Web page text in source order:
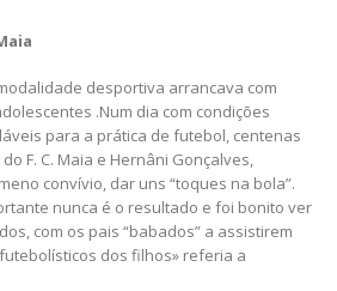
desportiva arrancava com
.Num dia com condições
para a prática de futebol, centenas
F. C. Maia e Hernâni Gonçalves,
convívio, dar uns “toques na bola”.
nunca é o resultado e foi bonito ver
com os pais “babados” a assistirem
dos filhos» referia a